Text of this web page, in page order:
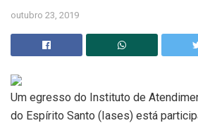
outubro 23, 2019
Um egresso do Instituto de
do Espírito Santo (Iases) está